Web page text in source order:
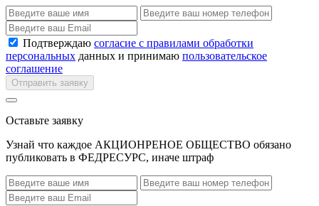
Подтверждаю согласие с правилами обработки
персональных данных и принимаю пользовательское
соглашение
Отправить заявку
Оставьте заявку
Узнай что каждое АКЦИОНРЕНОЕ ОБЩЕСТВО обязано
публиковать в ФЕДРЕСУРС, иначе штраф